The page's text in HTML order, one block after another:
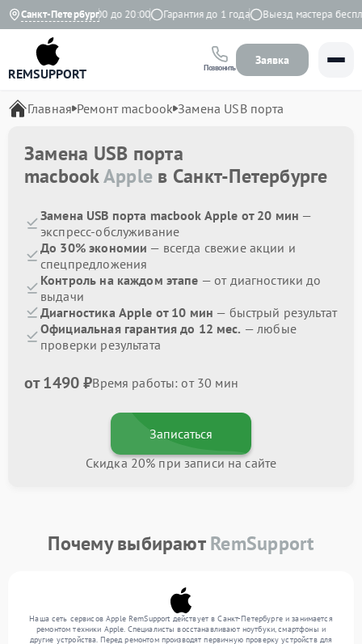
Санкт-Петербург
Ежедневно с 9:00 до 20:00 Гарантия до 1 года Выезд мастера
REMSUPPORT Позвонить
Заявка
Главная Ремонт macbook Замена USB порта
Замена USB порта
macbookApple в Санкт-Петербурге
Замена USB порта macbook Apple от 20 мин —
экспресс-обслуживание
До 30% экономии — всегда свежие акции и
спецпредложения
Контроль на каждом этапе — от диагностики до
выдачи
Диагностика Apple от 10 мин — быстрый результат
Официальная гарантия до 12 мес. — любые
проверки результата
от 1490 ₽Время работы: от 30 мин
Записаться
Скидка 20% при записи на сайте
Почему выбираютRemSupport
Наша сеть сервисов Apple RemSupport действует в Санкт-Петербурге и занимается
ремонтом техники Apple. Специалисты восстанавливают ноутбуки, смартфоны и
другие устройства. Перед ремонтом производят первичную проверку устройств для